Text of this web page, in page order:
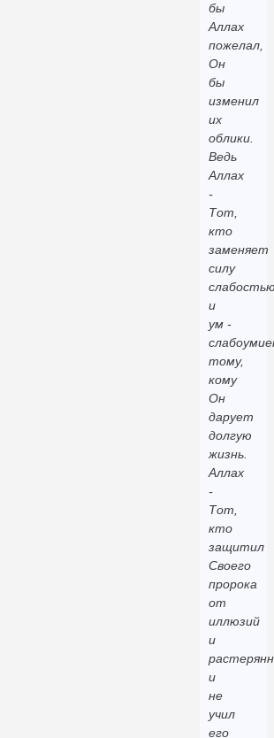
бы
Аллах
пожелал,
Он
бы
изменил
их
облики.
Ведь
Аллах
-
Тот,
кто
заменяет
силу
и
ум -
тому,
кому
Он
дарует
долгую
жизнь.
Аллах
-
Тот,
кто
защитил
Своего
пророка
от
иллюзий
и
и
не
учил
его